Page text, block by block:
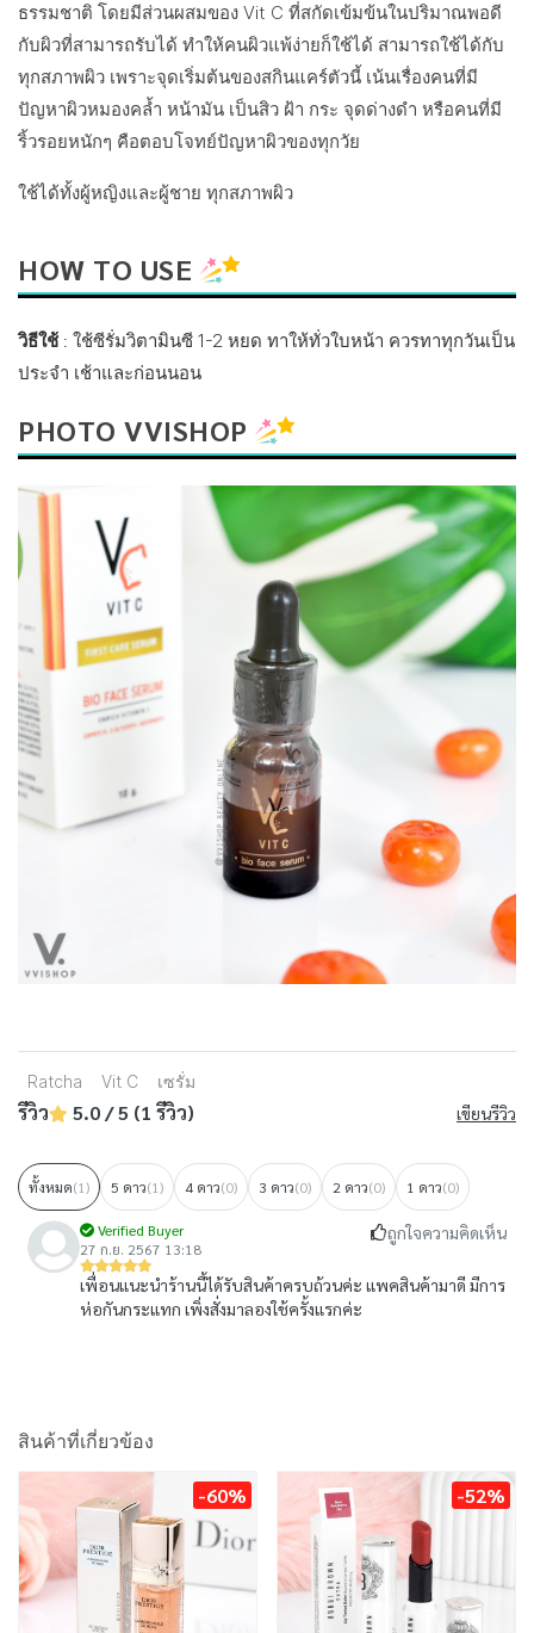
ธรรมชาติ โดยมีส่วนผสมของ Vit C ที่สกัดเข้มข้นในปริมาณพอดี
กับผิวที่สามารถรับได้ ทำให้คนผิวแพ้ง่ายก็ใช้ได้ สามารถใช้ได้กับ
ทุกสภาพผิว เพราะจุดเริ่มต้นของสกินแคร์ตัวนี้ เน้นเรื่องคนที่มี
ปัญหาผิวหมองคล้ำ หน้ามัน เป็นสิว ฝ้า กระ จุดด่างดำ หรือคนที่มี
ริ้วรอยหนักๆ คือตอบโจทย์ปัญหาผิวของทุกวัย
ใช้ได้ทั้งผู้หญิงและผู้ชาย ทุกสภาพผิว
HOW TO USE
วิธีใช้: ใช้ซีรั่มวิตามินซี 1-2 หยด ทาให้ทั่วใบหน้า ควรทาทุกวันเป็น
ประจำ เช้าและก่อนนอน
PHOTO VVISHOP
Ratcha Vit C เซรั่ม
รีวิว 5.0 / 5 (1 รีวิว) เขียนรีวิว
ทั้งหมด(1) 5 ดาว(1) 4 ดาว(0) 3 ดาว(0) 2 ดาว(0) 1 ดาว(0)
Verified Buyer
27 ก.ย. 2567 13:18
เพื่อนแนะนำร้านนี้ได้รับสินค้าครบถ้วนค่ะ แพคสินค้ามาดี มีการ
ห่อกันกระแทก เพิ่งสั่งมาลองใช้ครั้งแรกค่ะ
ถูกใจความคิดเห็น
สินค้าที่เกี่ยวข้อง
-60% -52%